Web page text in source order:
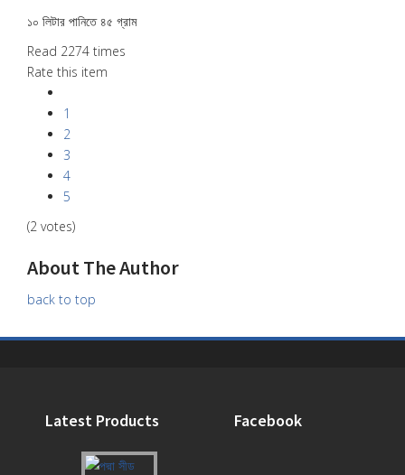
১০ লিটার পানিতে ৪৫ গ্রাম
Read 2274 times
Rate this item
1
2
3
4
5
(2 votes)
About The Author
back to top
Latest Products Facebook